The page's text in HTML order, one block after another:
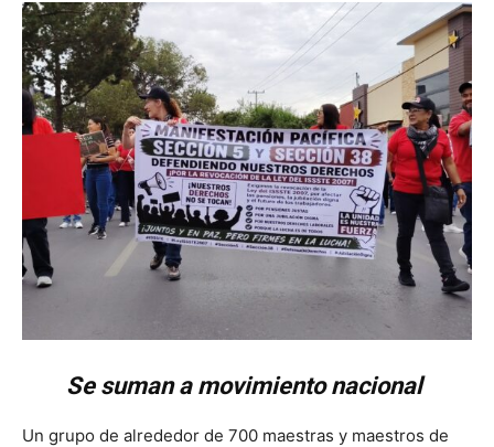
Se suman a movimiento nacional
Un grupo de alrededor de 700 maestras y maestros de